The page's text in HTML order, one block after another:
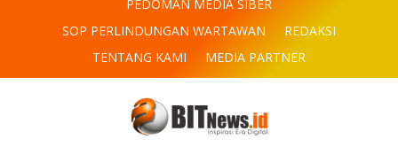
PEDOMAN MEDIA SIBER
SOP PERLINDUNGAN WARTAWAN
REDAKSI
TENTANG KAMI
MEDIA PARTNER